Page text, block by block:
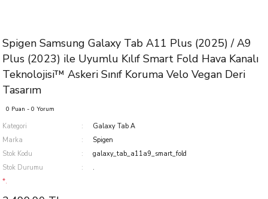
Spigen Samsung Galaxy Tab A11 Plus (2025) / A9
Plus (2023) ile Uyumlu Kılıf Smart Fold Hava Kanalı
Teknolojisi™ Askeri Sınıf Koruma Velo Vegan Deri
Tasarım
0 Puan - 0 Yorum
Kategori
Galaxy Tab A
Marka
Spigen
Stok Kodu
galaxy_tab_a11a9_smart_fold
Stok Durumu
.
*.